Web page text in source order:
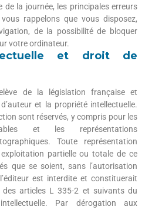
de la journée, les principales erreurs
rappelons que vous disposez,
de la possibilité de bloquer
votre ordinateur.
et droit de
de la législation française et
et la propriété intellectuelle.
sont réservés, y compris pour les
et les représentations
Toute représentation
partielle ou totale de ce
que se soient, sans l’autorisation
est interdite et constituerait
articles L 335-2 et suivants du
Par dérogation aux